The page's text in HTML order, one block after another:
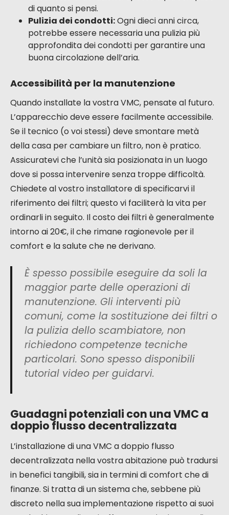
fare il suo lavoro correttamente. Ciò significa meno
qualità dell’aria e più spese energetiche. È un po’
come un’auto: se non fate il cambio dell’olio, non
andrà bene.
Ecco i gesti chiave per la manutenzione:
Sostituzione dei filtri:Questa è la base.
Devono essere sostituiti ogni sei mesi.
Trattengono polvere e pollini, proteggendo
così l’aria che respirate e lo scambiatore di
calore.
Pulizia dello scambiatore e delle bocchette:
Una volta all’anno, è necessaria una piccola
spolverata dell’unità centrale e delle
bocchette di aerazione. Spesso è più semplice
di quanto si pensi.
Pulizia dei condotti:
Ogni dieci anni circa,
potrebbe essere necessaria una pulizia più
approfondita dei condotti per garantire una
Accessibilità per la manutenzione
Quando installate la vostra VMC, pensate al futuro.
L’apparecchio deve essere facilmente accessibile.
Se il tecnico (o voi stessi) deve smontare metà
della casa per cambiare un filtro, non è pratico.
Assicuratevi che l’unità sia posizionata in un luogo
dove si possa intervenire senza troppe difficoltà.
Chiedete al vostro installatore di specificarvi il
riferimento dei filtri; questo vi faciliterà la vita per
ordinarli in seguito. Il costo dei filtri è generalmente
comfort e la salute che ne derivano.
È spesso possibile eseguire da soli la
maggior parte delle operazioni di
manutenzione. Gli interventi più